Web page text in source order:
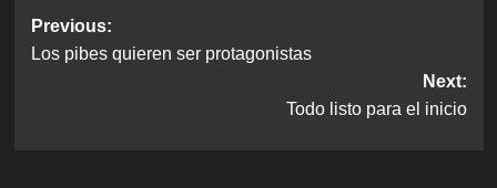
Post
navigation
Previous:
Los pibes quieren ser protagonistas
Next:
Todo listo para el inicio